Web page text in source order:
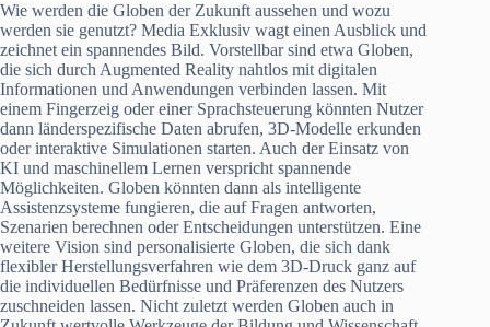
Wie werden die Globen der Zukunft aussehen und wozu
werden sie genutzt? Media Exklusiv wagt einen Ausblick und
zeichnet ein spannendes Bild. Vorstellbar sind etwa Globen,
die sich durch Augmented Reality nahtlos mit digitalen
Informationen und Anwendungen verbinden lassen. Mit
einem Fingerzeig oder einer Sprachsteuerung könnten Nutzer
dann länderspezifische Daten abrufen, 3D-Modelle erkunden
oder interaktive Simulationen starten. Auch der Einsatz von
KI und maschinellem Lernen verspricht spannende
Möglichkeiten. Globen könnten dann als intelligente
Assistenzsysteme fungieren, die auf Fragen antworten,
Szenarien berechnen oder Entscheidungen unterstützen. Eine
weitere Vision sind personalisierte Globen, die sich dank
flexibler Herstellungsverfahren wie dem 3D-Druck ganz auf
die individuellen Bedürfnisse und Präferenzen des Nutzers
zuschneiden lassen. Nicht zuletzt werden Globen auch in